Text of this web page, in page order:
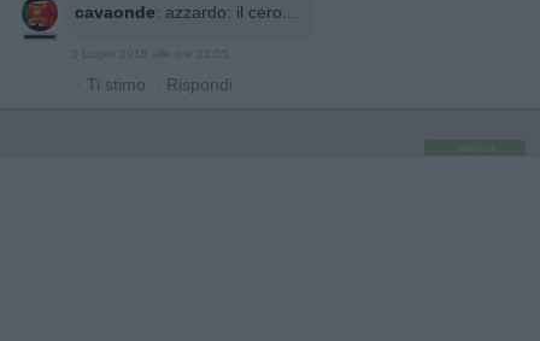
cavaonde: azzardo: il cero...
5 Luglio 2016 alle ore 22:55
· Ti stimo · Rispondi
pubblicità